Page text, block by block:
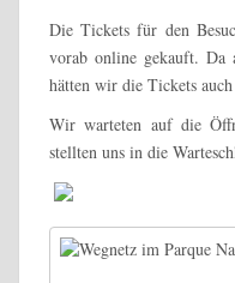
Die Tickets für den
vorab online gekauft. Da
hätten wir die Tickets
Wir warteten auf die
stellten uns in die